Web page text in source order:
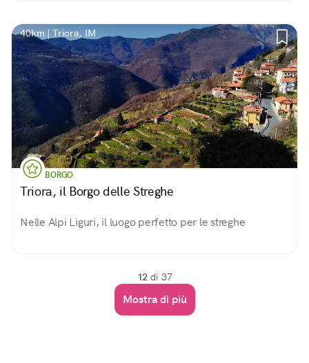
40km | Triora, IM
BORGO
Triora, il Borgo delle Streghe
Nelle Alpi Liguri, il luogo perfetto per le streghe
12 di 37
Mostra di più